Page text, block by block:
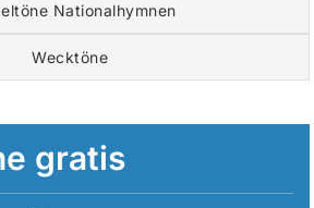
Nationalhymnen
Wecktöne
gratis